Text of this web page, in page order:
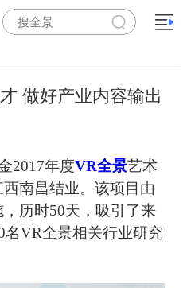
做好产业内容输出
2017年度VR全景艺术
南昌结业。该项目由
历时50天，吸引了来
名VR全景相关行业研究